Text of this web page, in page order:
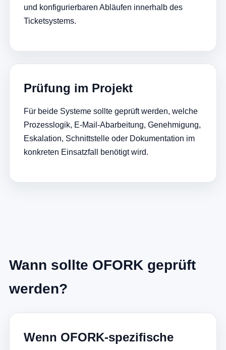
und konfigurierbaren Abläufen innerhalb des
Ticketsystems.
Prüfung im Projekt
Für beide Systeme sollte geprüft werden, welche
Prozesslogik, E-Mail-Abarbeitung, Genehmigung,
Eskalation, Schnittstelle oder Dokumentation im
konkreten Einsatzfall benötigt wird.
Wann sollte OFORK geprüft
werden?
Wenn OFORK-spezifische